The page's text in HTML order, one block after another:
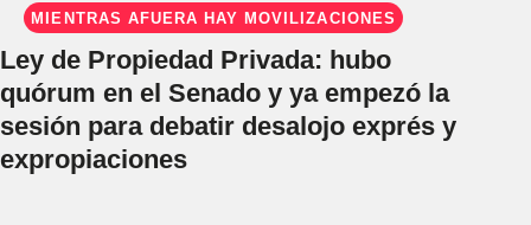
MIENTRAS AFUERA HAY MOVILIZACIONES
Ley de Propiedad Privada: hubo
quórum en el Senado y ya empezó la
sesión para debatir desalojo exprés y
expropiaciones